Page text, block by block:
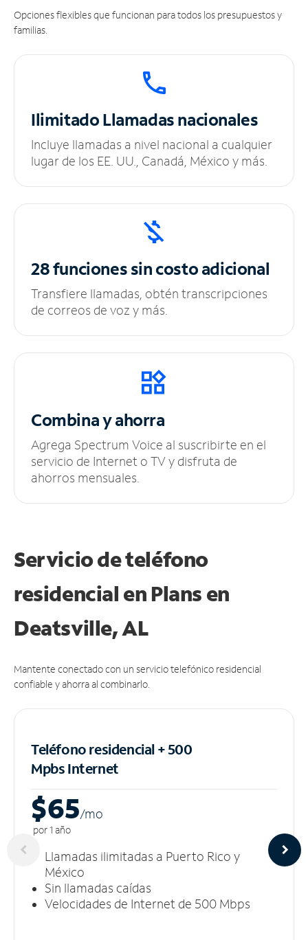
Opciones flexibles que funcionan para todos los presupuestos y
familias.
IlimitadoLlamadas nacionales
Incluye llamadas a nivel nacional a cualquier
lugar de los EE. UU., Canadá, México y más.
28 funciones sincosto adicional
Transfiere llamadas, obtén transcripciones
de correos de voz y más.
Combina y ahorra
Agrega Spectrum Voice al suscribirte en el
servicio de Internet o TV y disfruta de
ahorros mensuales.
Servicio de teléfono
residencial en Plans en
Deatsville, AL
Mantente conectado con un servicio telefónico residencial
confiable y ahorra al combinarlo.
Teléfono residencial + 500
MpbsInternet
$65/mo
por 1 año
Llamadas ilimitadas a Puerto Rico y
México
Sin llamadas caídas
Velocidades de Internet de 500 Mbps